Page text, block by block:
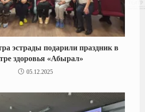
эстрады подарили праздник в
здоровья «Абырал»
05.12.2025